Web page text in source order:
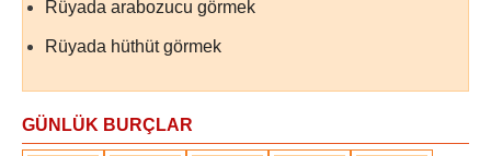
Rüyada arabozucu görmek
Rüyada hüthüt görmek
GÜNLÜK BURÇLAR